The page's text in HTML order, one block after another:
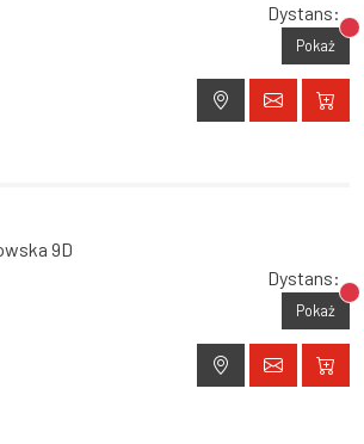
Dystans:
Pokaż
9D
Dystans:
Pokaż